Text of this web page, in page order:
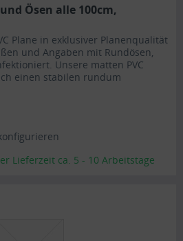
Ösen alle 100cm,
Plane in exklusiver Planenqualität
und Angaben mit Rundösen,
Unsere matten PVC
einen stabilen rundum
Lieferzeit ca. 5 - 10 Arbeitstage